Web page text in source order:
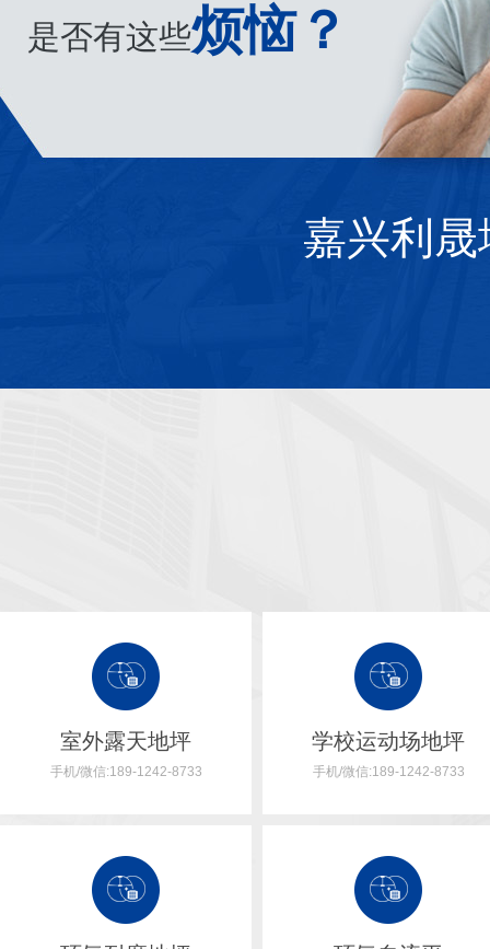
是否有这些烦恼？
嘉兴利
室外露天地坪
手机/微信:189-1242-8733
学校运动场地坪
手机/微信:189-1242-8733